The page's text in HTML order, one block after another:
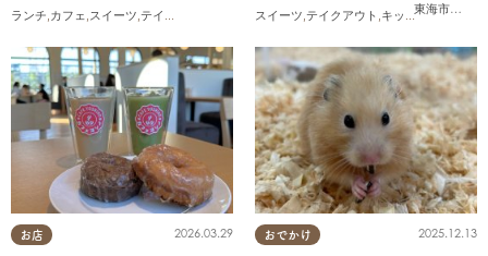
ランチ カフェ スイーツ テイクアウト 東海市
,大府
スイーツ テイクアウト キッチンカー ,イベ
お店 2026.03.29 おでかけ 2025.12.13